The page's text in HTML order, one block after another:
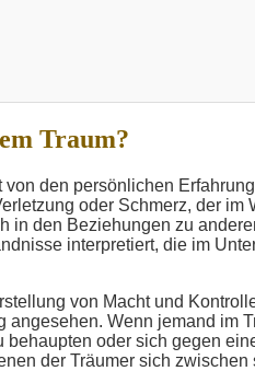
Traum?
den persönlichen
oder Schmerz, der im
in den Beziehungen zu
interpretiert, die im
von Macht und
Wenn jemand im
oder sich gegen
der Träumer sich zwischen